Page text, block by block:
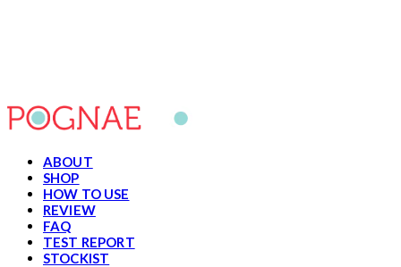
ABOUT
SHOP
HOW TO USE
REVIEW
FAQ
TEST REPORT
STOCKIST